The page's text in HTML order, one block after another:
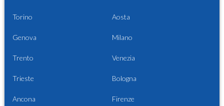
Torino Aosta
Genova Milano
Trento Venezia
Trieste Bologna
Ancona Firenze